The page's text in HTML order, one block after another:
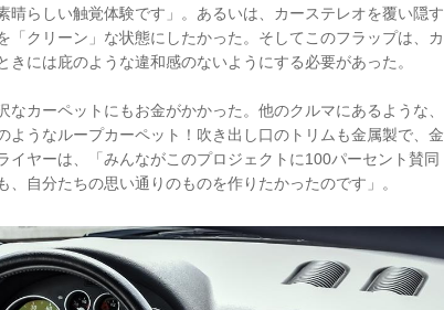
晴らしい触覚体験です」。あるいは、カーステレオを覆い隠す
クリーン」な状態にしたかった。そしてこのフラップは、カ
には庇のような違和感のないようにする必要があった。
カーペットにもお金がかかった。他のクルマにあるような、
うなループカーペット！吹き出し口のトリムも金属製で、金
イヤーは、「みんながこのプロジェクトに100パーセント賛同
自分たちの思い通りのものを作りたかったのです」。